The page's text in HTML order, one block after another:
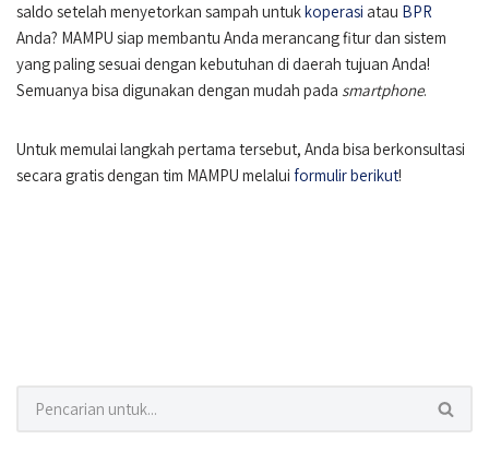
saldo setelah menyetorkan sampah untukkoperasi atau BPR
Anda? MAMPU siap membantu Anda merancang fitur dan sistem
yang paling sesuai dengan kebutuhan di daerah tujuan Anda!
Semuanya bisa digunakan dengan mudah pada smartphone.
Untuk memulai langkah pertama tersebut, Anda bisa berkonsultasi
secara gratis dengan tim MAMPU melalui formulir berikut!